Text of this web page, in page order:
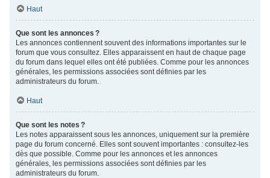
Haut
Que sont les annonces ?
Les annonces contiennent souvent des informations importantes sur le
forum que vous consultez. Elles apparaissent en haut de chaque page
du forum dans lequel elles ont été publiées. Comme pour les annonces
générales, les permissions associées sont définies par les
administrateurs du forum.
Haut
Que sont les notes ?
Les notes apparaissent sous les annonces, uniquement sur la première
page du forum concerné. Elles sont souvent importantes : consultez-les
dès que possible. Comme pour les annonces et les annonces
générales, les permissions associées sont définies par les
administrateurs du forum.